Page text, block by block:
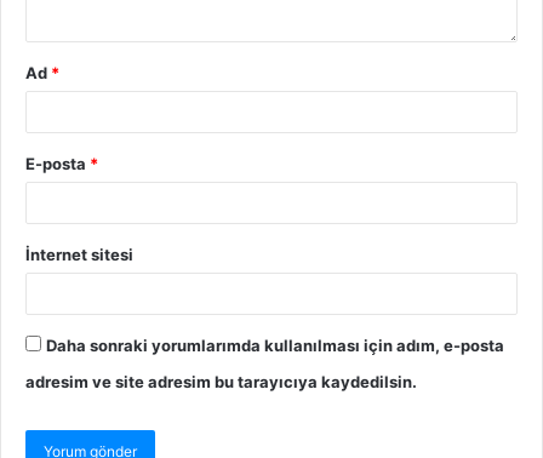
Ad *
E-posta *
İnternet sitesi
Daha sonraki yorumlarımda kullanılması için adım, e-posta
adresim ve site adresim bu tarayıcıya kaydedilsin.